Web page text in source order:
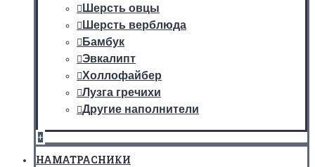
Шерсть овцы
Шерсть верблюда
Бамбук
Эвкалипт
Холлофайбер
Лузга гречихи
Другие наполнители
+
НАМАТРАСНИКИ